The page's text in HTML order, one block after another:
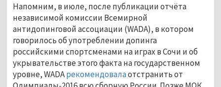
Напомним, в июле, после публикации отчёта
независимой комиссии Всемирной
антидопинговой ассоциации (WADA), в котором
говорилось об употреблении допинга
российскими спортсменами на играх в Сочи и об
укрывательстве этого факта на государственном
уровне, WADAрекомендовалаотстранить от